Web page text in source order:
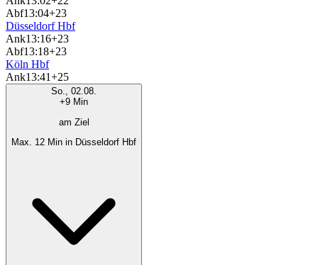
Abf13:04+23
Düsseldorf Hbf
Ank13:16+23
Abf13:18+23
Köln Hbf
Ank13:41+25
So., 02.08.
+9 Min
am Ziel
Max. 12 Min in Düsseldorf Hbf